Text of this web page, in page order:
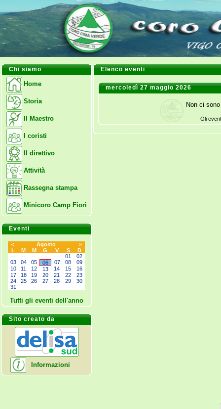
Chi siamo
Home
Storia
Il Maestro
I coristi
Il direttivo
Attività
Rassegna stampa
Minicoro Camp Fiorì
Eventi
< Agosto
>
L
M M G V S
D
01
02
03
04 05 06 07 08
09
10
11 12 13 14 15
16
17
18 19 20 21 22
23
24
25 26 27 28 29
30
31
Tutti gli eventi dell'anno
Sito creato da
Informazioni
Elenco eventi
mercoledì 27 maggio 2026
Non ci
Gli